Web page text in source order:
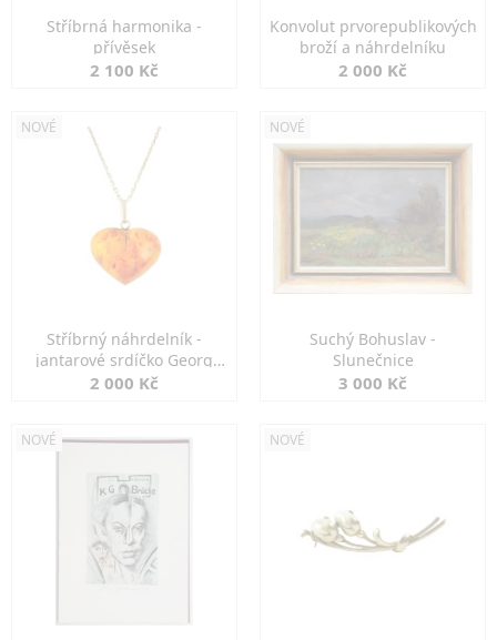
Stříbrná harmonika -
přívěsek
2 100 Kč
Konvolut prvorepublikových
broží a náhrdelníku
2 000 Kč
NOVÉ
Stříbrný náhrdelník -
jantarové srdíčko Georg
Kramer
2 000 Kč
NOVÉ
Suchý Bohuslav -
Slunečnice
3 000 Kč
NOVÉ NOVÉ